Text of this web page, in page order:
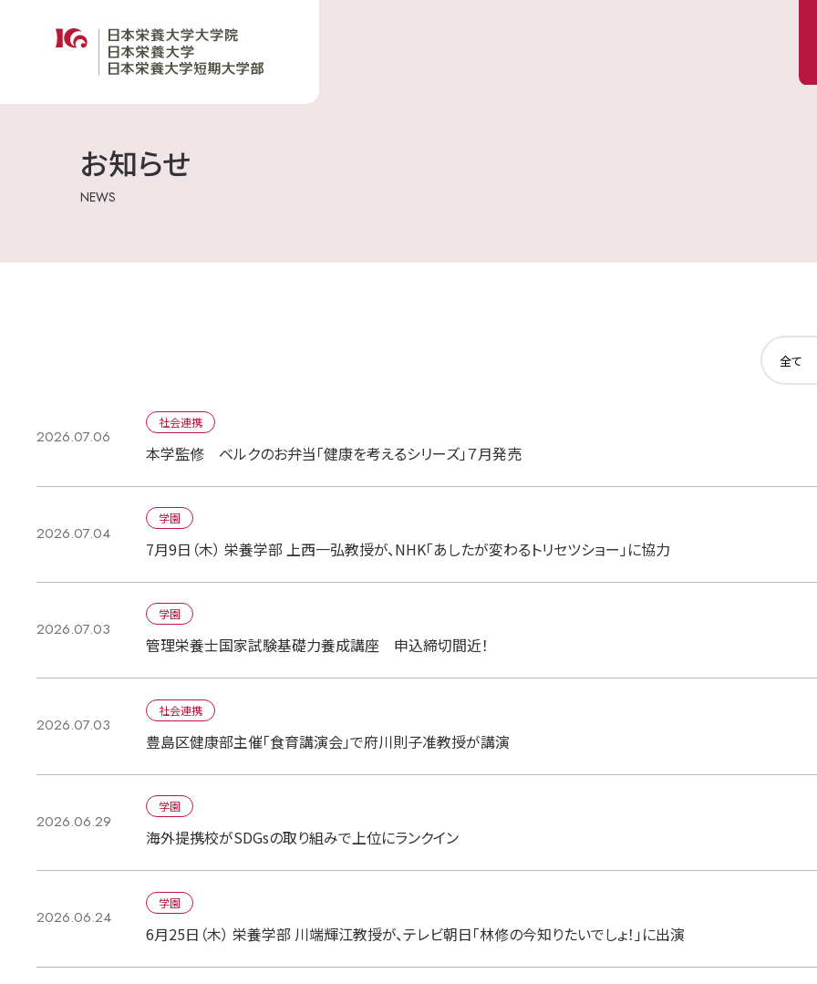
お知らせ
NEWS
2026.07.06
社会連携
本学監修 ベルクのお弁当「健康を考えるシリーズ」７月発売
2026.07.04
学園
7月9日（木） 栄養学部 上西一弘教授が、NHK「あしたが変わるトリセツショー」に協力
2026.07.03
学園
管理栄養士国家試験基礎力養成講座 申込締切間近！
2026.07.03
社会連携
豊島区健康部主催「食育講演会」で府川則子准教授が講演
2026.06.29
学園
海外提携校がSDGsの取り組みで上位にランクイン
2026.06.24
学園
6月25日（木） 栄養学部 川端輝江教授が、テレビ朝日「林修の今知りたいでしょ！」に出演